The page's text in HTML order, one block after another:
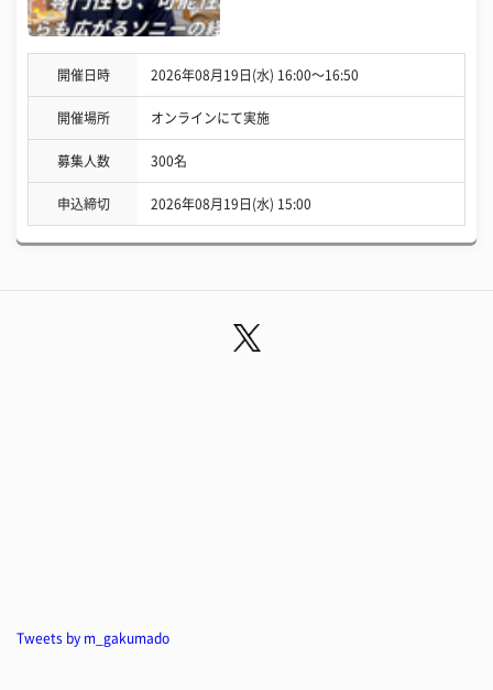
開催日時 2026年08月19日(水) 16:00〜16:50
開催場所 オンラインにて実施
募集人数 300名
申込締切 2026年08月19日(水) 15:00
Tweets by m_gakumado